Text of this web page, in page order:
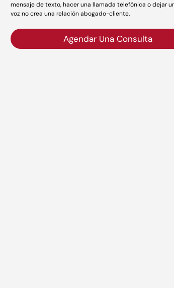
mensaje de texto, hacer una llamada telefónica o dejar
voz no crea una relación abogado-cliente.
Agendar Una Consulta